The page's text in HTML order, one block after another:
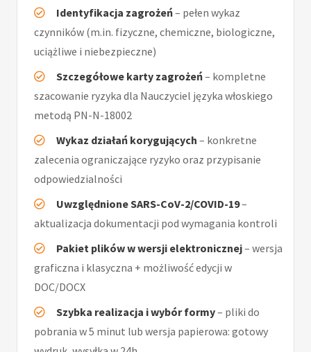
Identyfikacja zagrożeń– pełen wykaz
czynników (m.in. fizyczne, chemiczne, biologiczne,
uciążliwe i niebezpieczne)
Szczegółowe karty zagrożeń– kompletne
szacowanie ryzyka dla Nauczyciel języka włoskiego
metodą PN-N-18002
Wykaz działań korygujących – konkretne
zalecenia ograniczające ryzyko oraz przypisanie
odpowiedzialności
Uwzględnione SARS-CoV-2/COVID-19–
aktualizacja dokumentacji pod wymagania kontroli
Pakiet plików w wersji elektronicznej– wersja
graficzna i klasyczna + możliwość edycji w
DOC/DOCX
Szybka realizacja i wybór formy– pliki do
pobrania w 5 minut lub wersja papierowa: gotowy